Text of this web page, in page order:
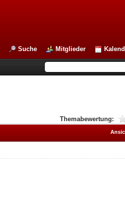
Suche Mitglieder
Themabewertung: